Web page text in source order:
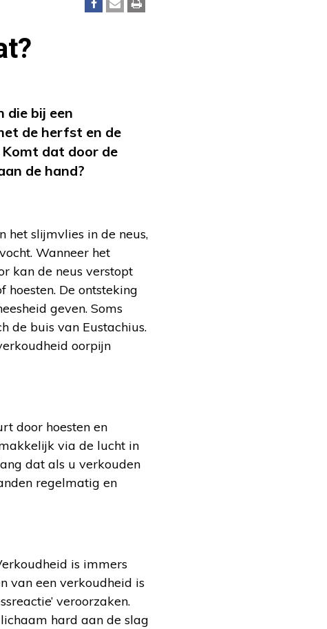
die bij een
de herfst en de
dat door de
de hand?
het slijmvlies in de neus,
Wanneer het
kan de neus verstopt
De ontsteking
geven. Soms
de buis van Eustachius.
oorpijn
door hoesten en
via de lucht in
dat als u verkouden
regelmatig en
is immers
van een verkoudheid is
veroorzaken.
hard aan de slag